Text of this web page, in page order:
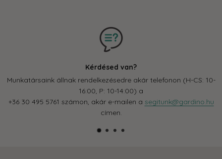
Kérdésed van?
Munkatársaink állnak rendelkezésedre akár telefonon (H-CS: 10-
16:00, P: 10-14:00) a
+36 30 495 5761 számon, akár e-mailen a segitunk@gardino.hu
címen.